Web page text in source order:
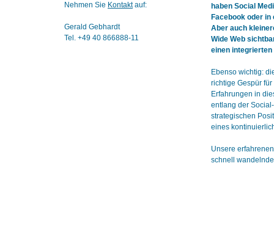
Nehmen Sie Kontaktauf:
Gerald Gebhardt
Tel. +49 40 866888-11
haben Social
Facebook oder
Aber auch
Wide Web
einen
Ebenso wichtig:
richtige Gespür
Erfahrungen in
entlang der
strategischen
eines
Unsere
schnell